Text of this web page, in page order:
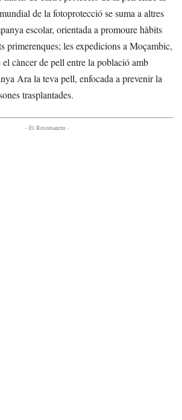
de la fotoprotecció se suma a altres
escolar, orientada a promoure hàbits
primerenques; les expedicions a Moçambic,
el càncer de pell entre la població amb
Ara la teva pell, enfocada a prevenir la
trasplantades.
- Et Recomanem -